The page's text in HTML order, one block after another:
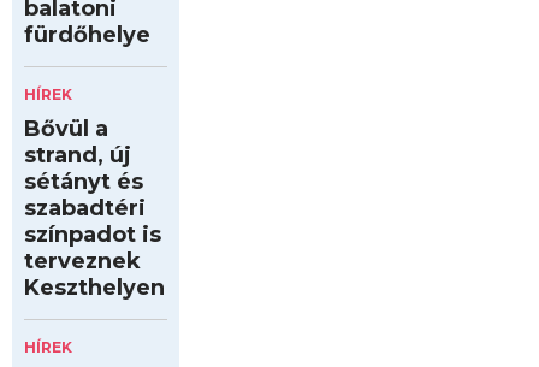
balatoni
fürdőhelye
HÍREK
Bővül a
strand, új
sétányt és
szabadtéri
színpadot is
terveznek
Keszthelyen
HÍREK